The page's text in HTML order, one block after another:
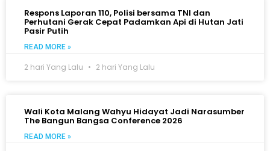
Respons Laporan 110, Polisi bersama TNI dan
Perhutani Gerak Cepat Padamkan Api di Hutan Jati
Pasir Putih
READ MORE »
2 hari Yang Lalu 2 hari Yang Lalu
Wali Kota Malang Wahyu Hidayat Jadi Narasumber
The Bangun Bangsa Conference 2026
READ MORE »